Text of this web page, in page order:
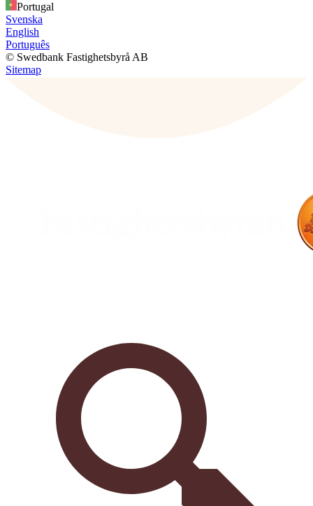
Portugal
Svenska
English
Português
© Swedbank Fastighetsbyrå AB
Sitemap